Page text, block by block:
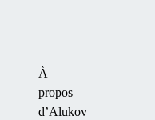
À
propos
d’Alukov